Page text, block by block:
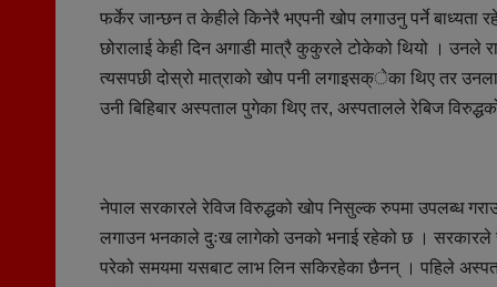
फर्केर जान्छन त केहीले किनेरै भएपनी खोप लगाउनु पर्ने
छोरालाई केही दिन अगाडी मात्रै कुकुरले टोकेको थियो । उनले
त्यसपछी दोस्रो मात्राको खोप पनी लगाइसक्ेका थिए तर
उनी बिहिबार अस्पताल पुगेका थिए तर, अस्पतालले रेबिज
नेपाल सरकारले रेविज विरुद्धको खोप निसुल्क रुपमा उपलब्ध
लगाउन भनकाले दुःख लागेको उनको भनाई रहेको छ । सरकारले
परेको समयमा यसबाट लाभ लिन सकिरहेका छैनन् । पहिले